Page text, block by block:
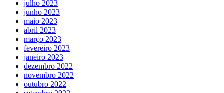
julho 2023
junho 2023
maio 2023
abril 2023
março 2023
fevereiro 2023
janeiro 2023
dezembro 2022
novembro 2022
outubro 2022